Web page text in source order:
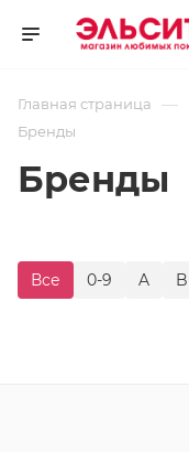
Главная страница —
Бренды
Бренды
Все 0-9 A B